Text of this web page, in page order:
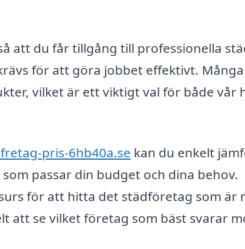
att du får tillgång till professionella
för att göra jobbet effektivt. Många
vilket är ett viktigt val för både vår
pris-6hb40a.se kan du enkelt
passar din budget och dina behov.
för att hitta det städföretag som är
att se vilket företag som bäst svarar